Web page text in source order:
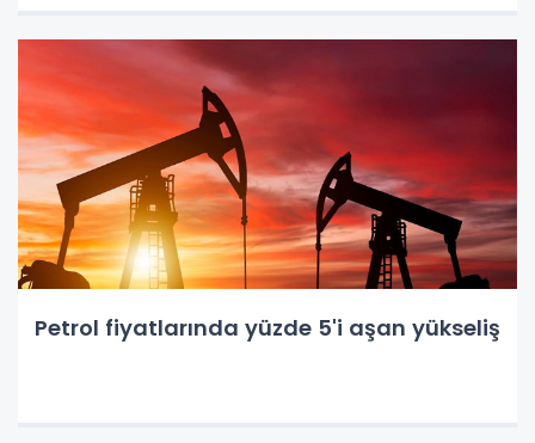
Petrol fiyatlarında yüzde 5'i aşan yükseliş